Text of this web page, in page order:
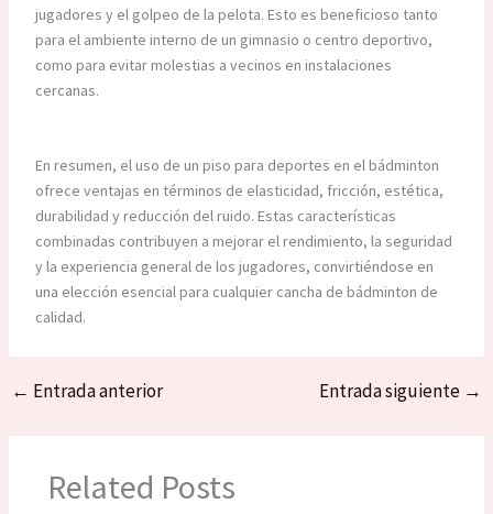
jugadores y el golpeo de la pelota. Esto es beneficioso tanto
para el ambiente interno de un gimnasio o centro deportivo,
como para evitar molestias a vecinos en instalaciones
cercanas.
En resumen, el uso de un piso para deportes en el bádminton
ofrece ventajas en términos de elasticidad, fricción, estética,
durabilidad y reducción del ruido. Estas características
combinadas contribuyen a mejorar el rendimiento, la seguridad
y la experiencia general de los jugadores, convirtiéndose en
una elección esencial para cualquier cancha de bádminton de
calidad.
← Entrada anterior Entrada siguiente →
Related Posts